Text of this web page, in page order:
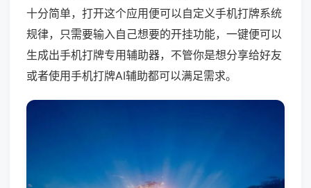
十分简单，打开这个应用便可以自定义手机打牌系统
规律，只需要输入自己想要的开挂功能，一键便可以
生成出手机打牌专用辅助器，不管你是想分享给好友
或者使用手机打牌AI辅助都可以满足需求。